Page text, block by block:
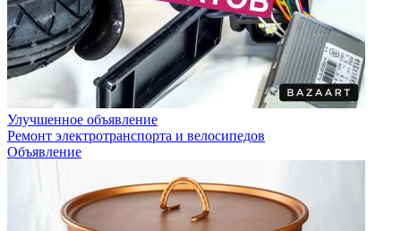
Улучшенное объявление
Ремонт электротранспорта и велосипедов
Объявление